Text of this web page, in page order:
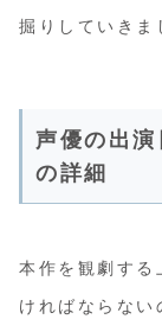
掘りしていきま
声優の出
の詳細
本作を観劇する
ければならない